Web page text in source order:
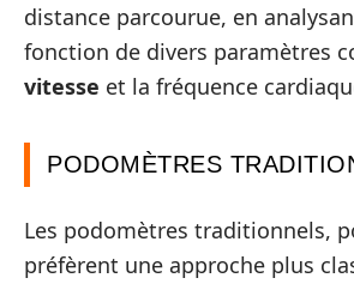
distance parcourue, en
fonction de divers paramètres
vitesse et la fréquence
PODOMÈTRES
Les podomètres traditionnels,
préfèrent une approche plus